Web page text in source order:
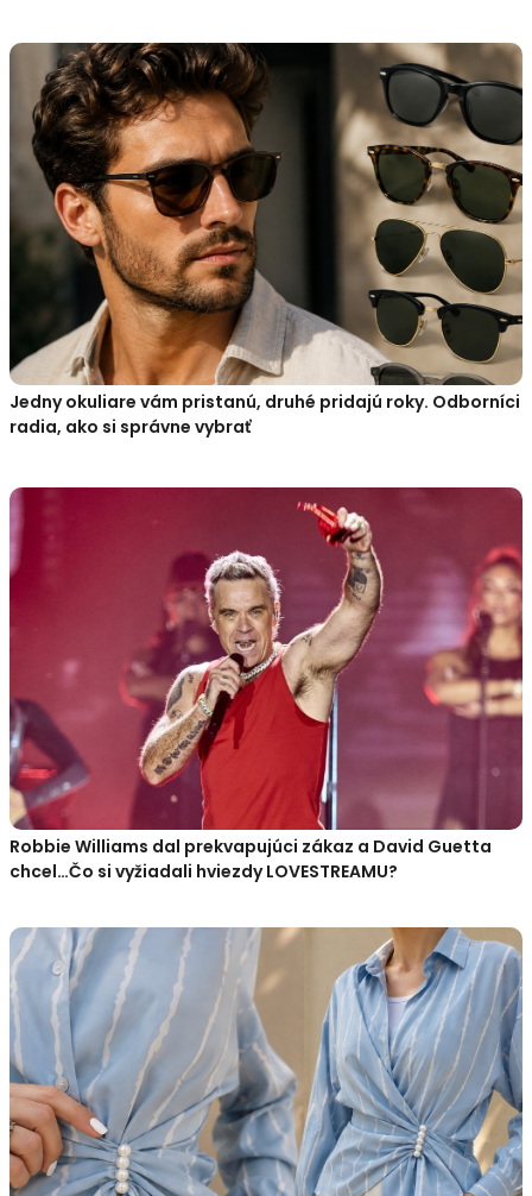
Jedny okuliare vám pristanú, druhé pridajú roky. Odborníci
radia, ako si správne vybrať
Robbie Williams dal prekvapujúci zákaz a David Guetta
chcel…Čo si vyžiadali hviezdy LOVESTREAMU?